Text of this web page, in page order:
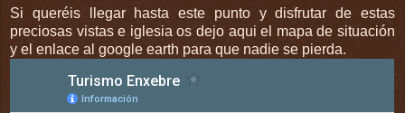
Si queréis llegar hasta este punto y disfrutar de estas
preciosas vistas e iglesia os dejo aqui el mapa de situación
y el enlace al google earth para que nadie se pierda.